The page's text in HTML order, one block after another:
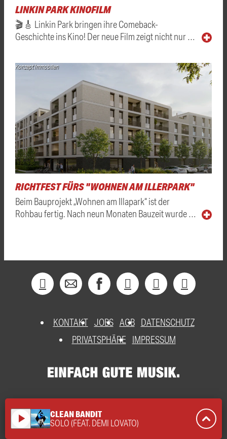
LINKIN PARK KINOFILM
🎬🎸 Linkin Park bringen ihre Comeback-
Geschichte ins Kino! Der neue Film zeigt nicht nur …
Konzept Immobilien
RICHTFEST FÜRS "WOHNEN AM ILLERPARK"
Beim Bauprojekt „Wohnen am Illapark“ ist der
Rohbau fertig. Nach neun Monaten Bauzeit wurde …
KONTAKT JOBS AGB DATENSCHUTZ
PRIVATSPHÄRE
IMPRESSUM
play_arrow CLEAN BANDIT
SOLO (FEAT. DEMI LOVATO)